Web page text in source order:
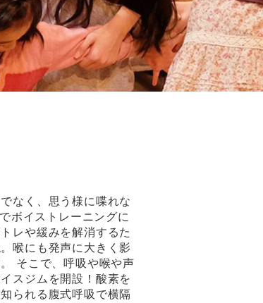
なく、思う様に喋れな
ボイストレーニングに
レや緩みを解消するた
喉にも発声に大きく影
そこで、呼吸や喉や声
スジムを開設！酸素を
られる腹式呼吸で横隔